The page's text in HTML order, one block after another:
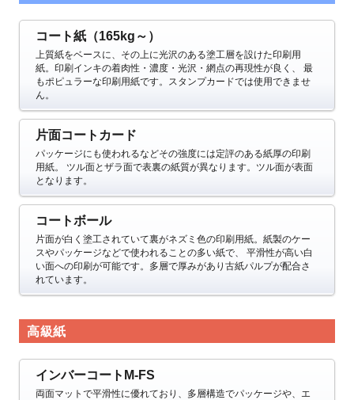
コート紙（165kg～）
上質紙をベースに、その上に光沢のある塗工層を設けた印刷用
紙。印刷インキの着肉性・濃度・光沢・網点の再現性が良く、 最
もポピュラーな印刷用紙です。スタンプカードでは使用できませ
ん。
片面コートカード
パッケージにも使われるなどその強度には定評のある紙厚の印刷
用紙。 ツル面とザラ面で表裏の紙質が異なります。ツル面が表面
となります。
コートボール
片面が白く塗工されていて裏がネズミ色の印刷用紙。紙製のケー
スやパッケージなどで使われることの多い紙で、 平滑性が高い白
い面への印刷が可能です。多層で厚みがあり古紙パルプが配合さ
れています。
高級紙
インバーコートM-FS
両面マットで平滑性に優れており、多層構造でパッケージや、エ